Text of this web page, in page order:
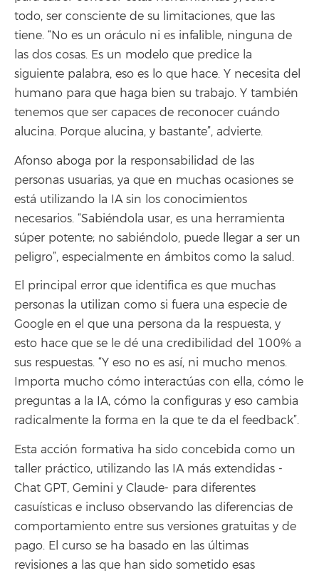
todo, ser consciente de su limitaciones, que las
tiene. “No es un oráculo ni es infalible, ninguna de
las dos cosas. Es un modelo que predice la
siguiente palabra, eso es lo que hace. Y necesita del
humano para que haga bien su trabajo. Y también
tenemos que ser capaces de reconocer cuándo
alucina. Porque alucina, y bastante”, advierte.
Afonso aboga por la responsabilidad de las
personas usuarias, ya que en muchas ocasiones se
está utilizando la IA sin los conocimientos
necesarios. “Sabiéndola usar, es una herramienta
súper potente; no sabiéndolo, puede llegar a ser un
peligro”, especialmente en ámbitos como la salud.
El principal error que identifica es que muchas
personas la utilizan como si fuera una especie de
Google en el que una persona da la respuesta, y
esto hace que se le dé una credibilidad del 100% a
sus respuestas. “Y eso no es así, ni mucho menos.
Importa mucho cómo interactúas con ella, cómo le
preguntas a la IA, cómo la configuras y eso cambia
radicalmente la forma en la que te da el feedback”.
Esta acción formativa ha sido concebida como un
taller práctico, utilizando las IA más extendidas -
Chat GPT, Gemini y Claude- para diferentes
casuísticas e incluso observando las diferencias de
comportamiento entre sus versiones gratuitas y de
pago. El curso se ha basado en las últimas
revisiones a las que han sido sometido esas